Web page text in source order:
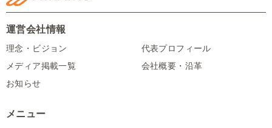
運営会社情報
理念・ビジョン
代表プロフィール
メディア掲載一覧
会社概要・沿革
お知らせ
メニュー